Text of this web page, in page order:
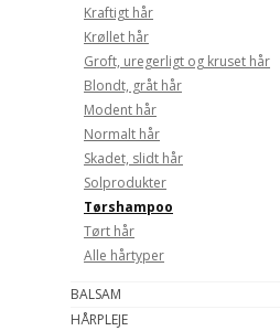
SPAR
22%
Kraftigt hår
Krøllet hår
Groft, uregerligt og kruset hår
Blondt, gråt hår
Modent hår
Normalt hår
Skadet, slidt hår
Solprodukter
Tørshampoo
Tørt hår
Alle hårtyper
BALSAM
HÅRPLEJE